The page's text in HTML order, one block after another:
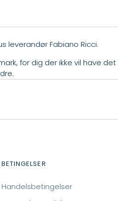
leverandør Fabiano Ricci.
for dig der ikke vil have det
BETINGELSER
Handelsbetingelser